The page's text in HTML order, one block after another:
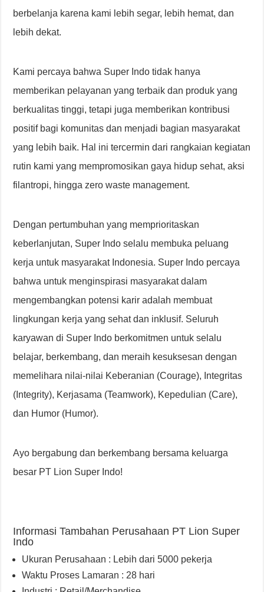
berbelanja karena kami lebih segar, lebih hemat, dan
lebih dekat.
Kami percaya bahwa Super Indo tidak hanya
memberikan pelayanan yang terbaik dan produk yang
berkualitas tinggi, tetapi juga memberikan kontribusi
positif bagi komunitas dan menjadi bagian masyarakat
yang lebih baik. Hal ini tercermin dari rangkaian kegiatan
rutin kami yang mempromosikan gaya hidup sehat, aksi
filantropi, hingga zero waste management.
Dengan pertumbuhan yang memprioritaskan
keberlanjutan, Super Indo selalu membuka peluang
kerja untuk masyarakat Indonesia. Super Indo percaya
bahwa untuk menginspirasi masyarakat dalam
mengembangkan potensi karir adalah membuat
lingkungan kerja yang sehat dan inklusif. Seluruh
karyawan di Super Indo berkomitmen untuk selalu
belajar, berkembang, dan meraih kesuksesan dengan
memelihara nilai-nilai Keberanian (Courage), Integritas
(Integrity), Kerjasama (Teamwork), Kepedulian (Care),
dan Humor (Humor).
Ayo bergabung dan berkembang bersama keluarga
besar PT Lion Super Indo!
Informasi Tambahan Perusahaan PT Lion Super
Indo
Ukuran Perusahaan : Lebih dari 5000 pekerja
Waktu Proses Lamaran : 28 hari